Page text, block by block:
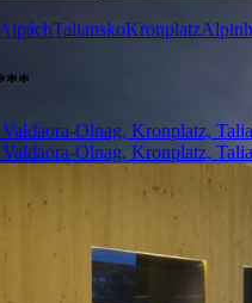
TalianskoKronplatz